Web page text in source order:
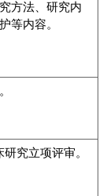
方法、研究内
等内容。
究立项评审。